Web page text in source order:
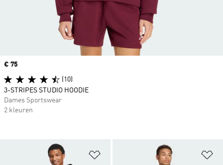
Op verlanglijst zetten
Price
€ 75
(10)
3-STRIPES STUDIO HOODIE
Dames Sportswear
2 kleuren